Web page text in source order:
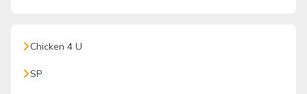
Chicken 4 U
SP